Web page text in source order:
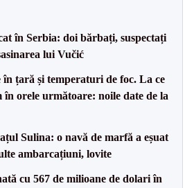
în Serbia: doi bărbați, suspectați
lui Vučić
țară și temperaturi de foc. La ce
în orele următoare: noile date de la
Sulina: o navă de marfă a eșuat
ambarcațiuni, lovite
cu 567 de milioane de dolari în